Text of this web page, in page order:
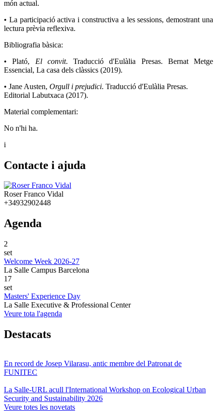
món actual.
• La participació activa i constructiva a les sessions, demostrant una
lectura prèvia reflexiva.
Bibliografia bàsica:
• Plató, El convit. Traducció d'Eulàlia Presas. Bernat Metge
Essencial, La casa dels clàssics (2019).
• Jane Austen, Orgull i prejudici. Traducció d'Eulàlia Presas.
Editorial Labutxaca (2017).
Material complementari:
No n'hi ha.
i
Contacte i ajuda
Roser Franco Vidal
+34932902448
Agenda
2
set
Welcome Week 2026-27
La Salle Campus Barcelona
17
set
Masters' Experience Day
La Salle Executive & Professional Center
Veure tota l'agenda
Destacats
En record de Josep Vilarasu, antic membre del Patronat de
FUNITEC
La Salle-URL acull l'International Workshop on Ecological Urban
Security and Sustainability 2026
Veure totes les novetats